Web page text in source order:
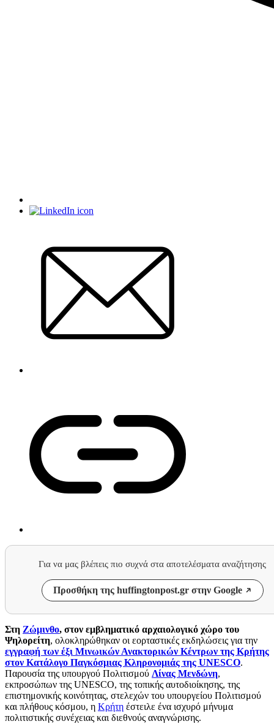
Για να μας βλέπεις πιο συχνά στα αποτελέσματα αναζήτησης
Προσθήκη της huffingtonpost.gr στην Google
Στη Ζώμινθο, στον εμβληματικό αρχαιολογικό χώρο του
Ψηλορείτη, ολοκληρώθηκαν οι εορταστικές εκδηλώσεις για την
εγγραφή των έξι Μινωικών Ανακτορικών Κέντρων της Κρήτης
στον Κατάλογο Παγκόσμιας Κληρονομιάς της UNESCO.
Παρουσία της υπουργού Πολιτισμού Λίνας Μενδώνη,
εκπροσώπων της UNESCO, της τοπικής αυτοδιοίκησης, της
επιστημονικής κοινότητας, στελεχών του υπουργείου Πολιτισμού
και πλήθους κόσμου, η Κρήτη έστειλε ένα ισχυρό μήνυμα
πολιτιστικής συνέχειας και διεθνούς αναγνώρισης.